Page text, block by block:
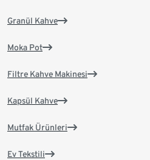
Granül Kahve
Moka Pot
Filtre Kahve Makinesi
Kapsül Kahve
Mutfak Ürünleri
Ev Tekstili